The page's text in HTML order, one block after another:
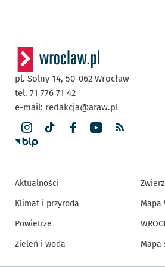
pl. Solny 14, 50-062 Wrocław
tel. 71 776 71 42
e-mail: redakcja@araw.pl
Aktualności
Klimat i przyroda
Powietrze
Zieleń i woda
Mapa
Mapa